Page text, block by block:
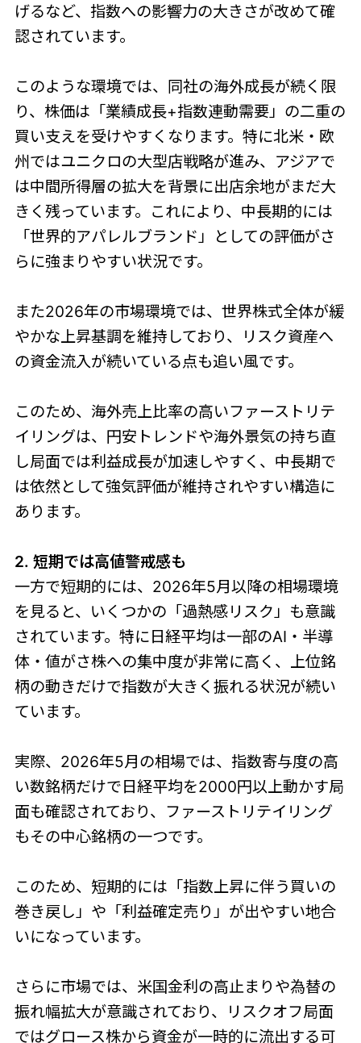
げるなど、指数への影響力の大きさが改めて確
認されています。
このような環境では、同社の海外成長が続く限
り、株価は「業績成長+指数連動需要」の二重の
買い支えを受けやすくなります。特に北米・欧
州ではユニクロの大型店戦略が進み、アジアで
は中間所得層の拡大を背景に出店余地がまだ大
きく残っています。これにより、中長期的には
「世界的アパレルブランド」としての評価がさ
らに強まりやすい状況です。
また2026年の市場環境では、世界株式全体が緩
やかな上昇基調を維持しており、リスク資産へ
の資金流入が続いている点も追い風です。
このため、海外売上比率の高いファーストリテ
イリングは、円安トレンドや海外景気の持ち直
し局面では利益成長が加速しやすく、中長期で
は依然として強気評価が維持されやすい構造に
あります。
2. 短期では高値警戒感も
一方で短期的には、2026年5月以降の相場環境
を見ると、いくつかの「過熱感リスク」も意識
されています。特に日経平均は一部のAI・半導
体・値がさ株への集中度が非常に高く、上位銘
柄の動きだけで指数が大きく振れる状況が続い
ています。
実際、2026年5月の相場では、指数寄与度の高
い数銘柄だけで日経平均を2000円以上動かす局
面も確認されており、ファーストリテイリング
もその中心銘柄の一つです。
このため、短期的には「指数上昇に伴う買いの
巻き戻し」や「利益確定売り」が出やすい地合
いになっています。
さらに市場では、米国金利の高止まりや為替の
振れ幅拡大が意識されており、リスクオフ局面
ではグロース株から資金が一時的に流出する可